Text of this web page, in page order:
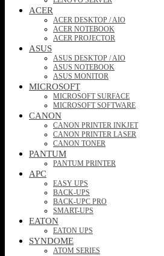
ACER
ACER DESKTOP / AIO
ACER NOTEBOOK
ACER PROJECTOR
ASUS
ASUS DESKTOP / AIO
ASUS NOTEBOOK
ASUS MONITOR
MICROSOFT
MICROSOFT SURFACE
MICROSOFT SOFTWARE
CANON
CANON PRINTER INKJET
CANON PRINTER LASER
CANON TONER
PANTUM
PANTUM PRINTER
APC
EASY UPS
BACK-UPS
BACK-UPC PRO
SMART-UPS
EATON
EATON UPS
SYNDOME
ATOM SERIES